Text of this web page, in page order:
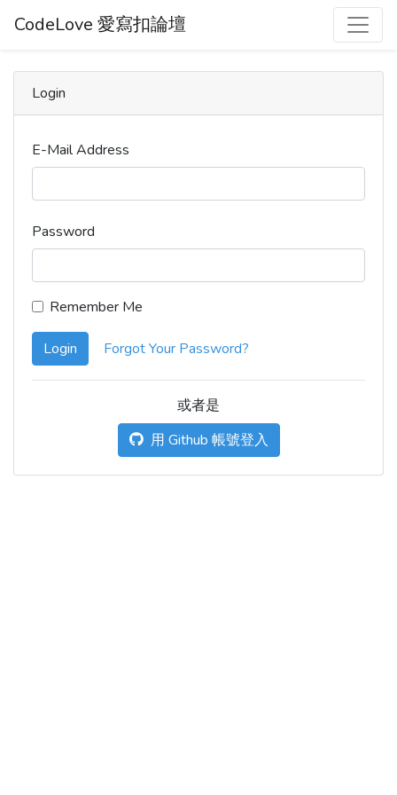
CodeLove 愛寫扣論壇
Login
E-Mail Address
Password
Remember Me
Login Forgot Your Password?
或者是
用 Github 帳號登入